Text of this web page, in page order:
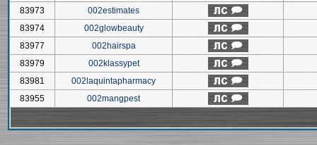
83973
002estimates
83974
002glowbeauty
83977
002hairspa
83979
002klassypet
83981
002laquintapharmacy
83955
002mangpest